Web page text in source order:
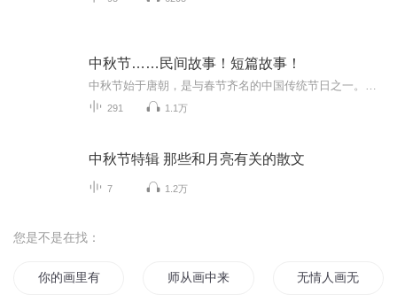
中秋节……民间故事！短篇故事！
291 1.1万
中秋节特辑 那些和月亮有关的散文
7 1.2万
您是不是在找：
你的画里有月光 师从画中来 无情人画无情路